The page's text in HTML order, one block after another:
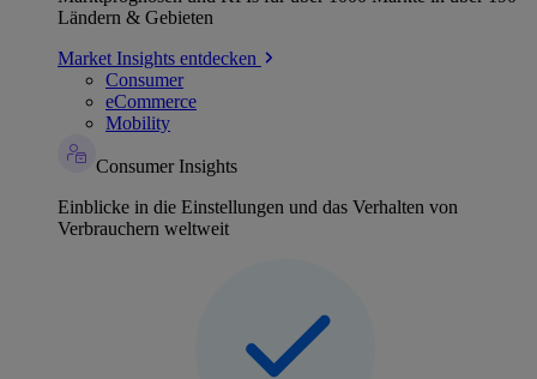
Ländern & Gebieten
Market Insights entdecken
Consumer
eCommerce
Mobility
Consumer Insights
Einblicke in die Einstellungen und das Verhalten von
Verbrauchern weltweit